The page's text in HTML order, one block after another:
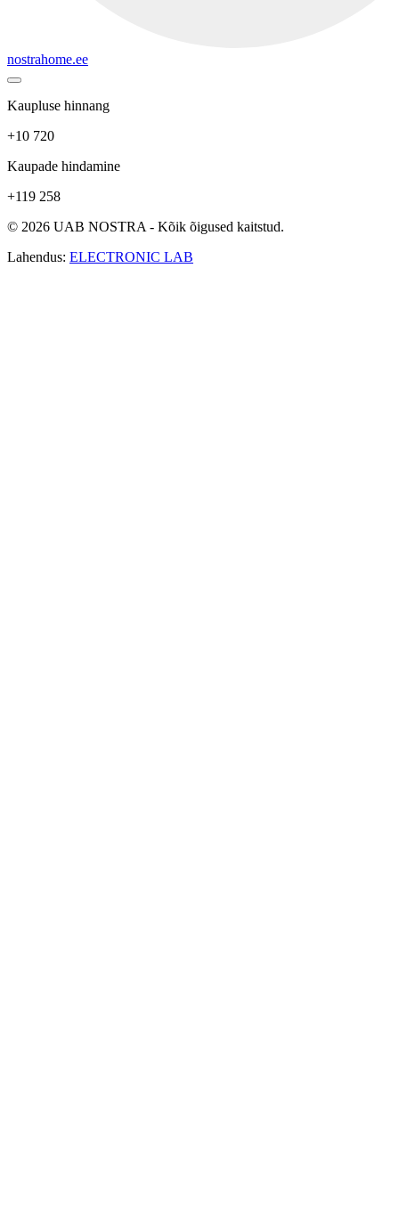
nostrahome.ee
Kaupluse hinnang
+10 720
Kaupade hindamine
+119 258
© 2026 UAB NOSTRA - Kõik õigused kaitstud.
Lahendus: ELECTRONIC LAB